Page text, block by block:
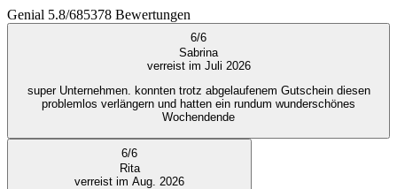
Genial 5.8/685378 Bewertungen
6/6
Sabrina
verreist im Juli 2026
super Unternehmen. konnten trotz abgelaufenem Gutschein diesen
problemlos verlängern und hatten ein rundum wunderschönes
Wochendende
6/6
Rita
verreist im Aug. 2026